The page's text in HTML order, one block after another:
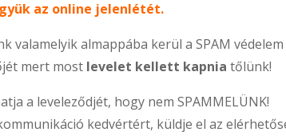
az online jelenlétét.
valamelyik almappába kerül a SPAM
mert most levelet kellett kapnia tőlünk!
a leveleződjét, hogy nem SPAMMELÜNK!
kedvértért, küldje el az